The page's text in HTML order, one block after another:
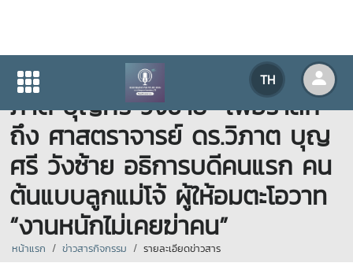
TH
มหาวิทยาลัยแม่โจ้ จัดงาน “วันวิ
ภาต บุญศรี วังซ้าย” เพื่อรำลึก
ถึง ศาสตราจารย์ ดร.วิภาต บุญ
ศรี วังซ้าย อธิการบดีคนแรก คน
ต้นแบบลูกแม่โจ้ ผู้ให้อมตะโอวาท
“งานหนักไม่เคยฆ่าคน”
หน้าแรก ข่าวสารกิจกรรม รายละเอียดข่าวสาร